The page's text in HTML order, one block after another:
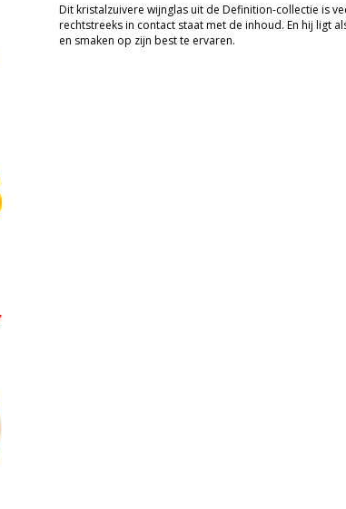
Dit kristalzuivere wijnglas uit de Definition-collectie is
rechtstreeks in contact staat met de inhoud. En hij ligt
en smaken op zijn best te ervaren.